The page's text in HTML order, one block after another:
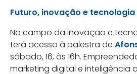
Futuro, inovação e tecnologia
No campo da inovação e
terá acesso à palestra de
sábado, 16, às 16h.
marketing digital e inteligência